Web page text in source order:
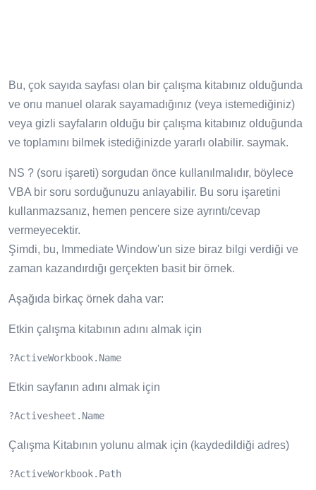
Bu, çok sayıda sayfası olan bir çalışma kitabınız olduğunda
ve onu manuel olarak sayamadığınız (veya istemediğiniz)
veya gizli sayfaların olduğu bir çalışma kitabınız olduğunda
ve toplamını bilmek istediğinizde yararlı olabilir. saymak.
NS ? (soru işareti) sorgudan önce kullanılmalıdır, böylece
VBA bir soru sorduğunuzu anlayabilir. Bu soru işaretini
kullanmazsanız, hemen pencere size ayrıntı/cevap
vermeyecektir.
Şimdi, bu, Immediate Window'un size biraz bilgi verdiği ve
zaman kazandırdığı gerçekten basit bir örnek.
Aşağıda birkaç örnek daha var:
Etkin çalışma kitabının adını almak için
?ActiveWorkbook.Name
Etkin sayfanın adını almak için
?Activesheet.Name
Çalışma Kitabının yolunu almak için (kaydedildiği adres)
?ActiveWorkbook.Path